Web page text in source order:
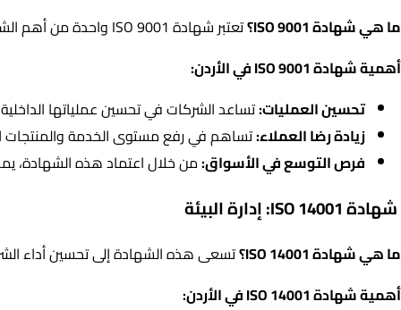
ما هي شهادة ISO 9001؟
تعتبر شهادة ISO 9001 واحدة من أهم الشهادات التي تحصل عليها الشركات في الأردن. وهي شهادة دولية تركز على تحسين جودة العمليات الإدارية والإنتاجية في المؤسسات.
أهمية شهادة ISO 9001 في الأردن:
تحسين العمليات:تساعد الشركات في تحسين عملياتها
زيادة رضا العملاء:تساهم في رفع مستوى الخدمة والمنتجات
فرص التوسع في الأسواق:من خلال اعتماد هذه الشهادة،
شهادة ISO 14001: إدارة البيئة
ما هي شهادة ISO 14001؟
تسعى هذه الشهادة إلى تحسين أداء
أهمية شهادة ISO 14001 في الأردن: